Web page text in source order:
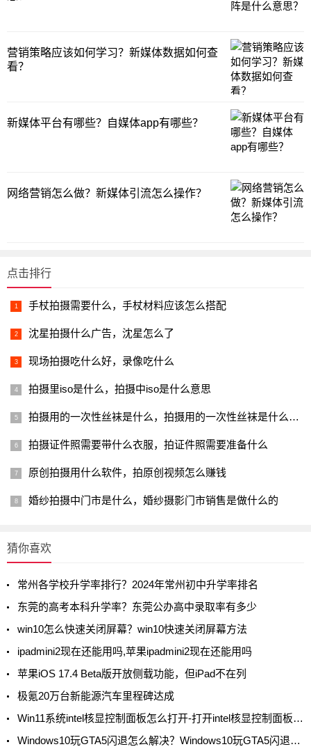
营销策略应该如何学习？新媒体数据如何查
看？
新媒体平台有哪些？自媒体app有哪些？
网络营销怎么做？新媒体引流怎么操作？
点击排行
手杖拍摄需要什么，手杖材料应该怎么搭配
沈星拍摄什么广告，沈星怎么了
现场拍摄吃什么好，录像吃什么
拍摄里iso是什么，拍摄中iso是什么意思
拍摄用的一次性丝袜是什么，拍摄用的一次性丝袜是什么牌子
拍摄证件照需要带什么衣服，拍证件照需要准备什么
原创拍摄用什么软件，拍原创视频怎么赚钱
婚纱拍摄中门市是什么，婚纱摄影门市销售是做什么的
猜你喜欢
常州各学校升学率排行？2024年常州初中升学率排名
东莞的高考本科升学率？东莞公办高中录取率有多少
win10怎么快速关闭屏幕？win10快速关闭屏幕方法
ipadmini2现在还能用吗,苹果ipadmini2现在还能用吗
苹果iOS 17.4 Beta版开放侧载功能，但iPad不在列
极氪20万台新能源汽车里程碑达成
Win11系统intel核显控制面板怎么打开-打开intel核显控制面板的方法
Windows10玩GTA5闪退怎么解决？Windows10玩GTA5闪退解决方法